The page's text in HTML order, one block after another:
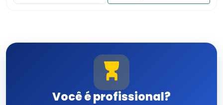
Você é profissional?